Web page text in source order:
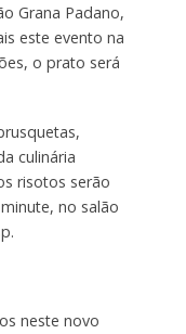
Grana Padano,
este evento na
o prato será
culinária
risotos serão
no salão
neste novo